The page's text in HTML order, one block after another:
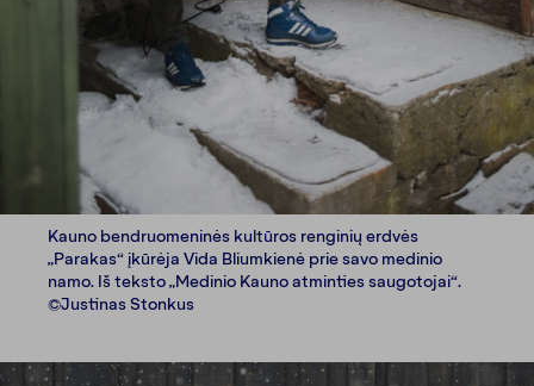
Kauno bendruomeninės kultūros renginių erdvės
„Parakas“ įkūrėja Vida Bliumkienė prie savo medinio
namo. Iš teksto „Medinio Kauno atminties saugotojai“.
©Justinas Stonkus